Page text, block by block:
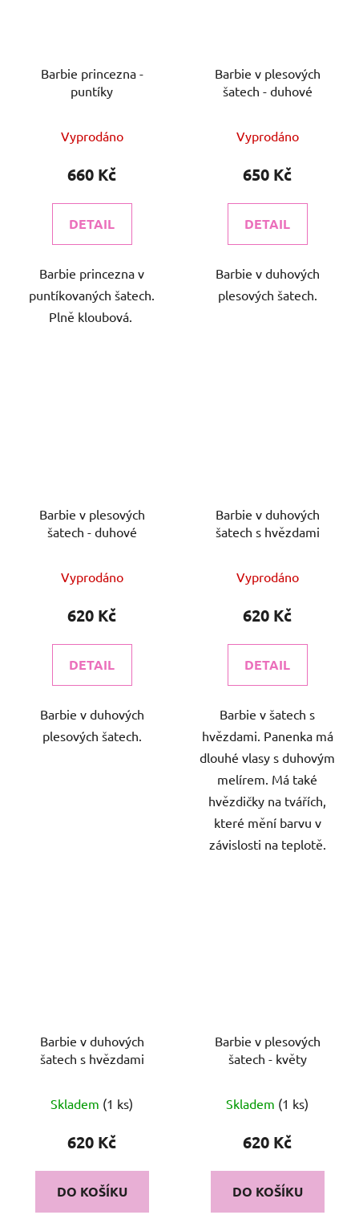
Barbie princezna -
puntíky
Vyprodáno
660 Kč
DETAIL
Barbie princezna v
puntíkovaných šatech.
Plně kloubová.
Barbie v plesových
šatech - duhové
Vyprodáno
650 Kč
DETAIL
Barbie v duhových
plesových šatech.
Barbie v plesových
šatech - duhové
Vyprodáno
620 Kč
DETAIL
Barbie v duhových
plesových šatech.
Barbie v duhových
šatech s hvězdami
Vyprodáno
620 Kč
DETAIL
Barbie v šatech s
hvězdami. Panenka má
dlouhé vlasy s duhovým
melírem. Má také
hvězdičky na tvářích,
které mění barvu v
závislosti na teplotě.
Barbie v duhových
šatech s hvězdami
Skladem (1 ks)
620 Kč
DO KOŠÍKU
Barbie v plesových
šatech - květy
Skladem (1 ks)
620 Kč
DO KOŠÍKU